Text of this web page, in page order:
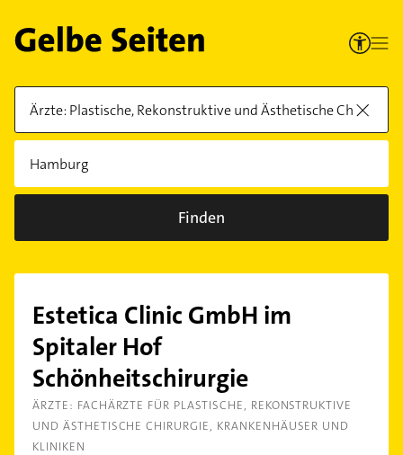
Finden
Estetica Clinic GmbH im
Spitaler Hof
Schönheitschirurgie
ÄRZTE: FACHÄRZTE FÜR PLASTISCHE, REKONSTRUKTIVE
UND ÄSTHETISCHE CHIRURGIE
KRANKENHÄUSER UND
KLINIKEN